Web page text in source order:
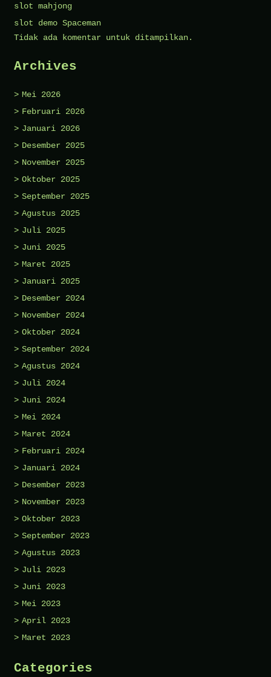
slot mahjong
slot demo Spaceman
Tidak ada komentar untuk ditampilkan.
Archives
Mei 2026
Februari 2026
Januari 2026
Desember 2025
November 2025
Oktober 2025
September 2025
Agustus 2025
Juli 2025
Juni 2025
Maret 2025
Januari 2025
Desember 2024
November 2024
Oktober 2024
September 2024
Agustus 2024
Juli 2024
Juni 2024
Mei 2024
Maret 2024
Februari 2024
Januari 2024
Desember 2023
November 2023
Oktober 2023
September 2023
Agustus 2023
Juli 2023
Juni 2023
Mei 2023
April 2023
Maret 2023
Categories